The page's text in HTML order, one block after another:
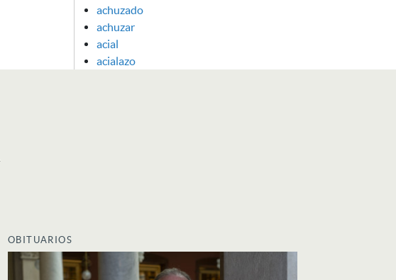
achuzado
achuzar
acial
acialazo
OBITUARIOS